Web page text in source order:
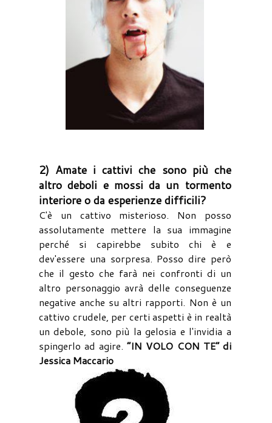
2) Amate i cattivi che sono più che
altro deboli e mossi da un tormento
interiore o da esperienze difficili?
C'è un cattivo misterioso. Non posso
assolutamente mettere la sua immagine
perché si capirebbe subito chi è e
dev'essere una sorpresa. Posso dire però
che il gesto che farà nei confronti di un
altro personaggio avrà delle conseguenze
negative anche su altri rapporti. Non è un
cattivo crudele, per certi aspetti è in realtà
un debole, sono più la gelosia e l'invidia a
spingerlo ad agire.“IN VOLO CON TE” di
Jessica Maccario